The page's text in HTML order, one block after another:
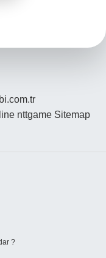
nttgame Sitemap
?